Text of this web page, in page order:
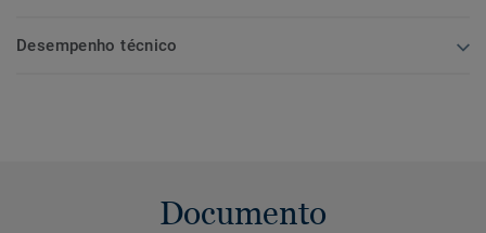
Desempenho técnico
Documento